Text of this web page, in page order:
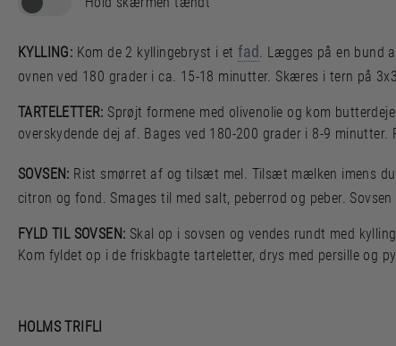
KYLLING: Kom de 2 kyllingebryst i et fad . Lægges på en bund
ovnen ved 180 grader i ca. 15-18 minutter. Skæres i tern på
TARTELETTER: Sprøjt formene med olivenolie og kom
overskydende dej af. Bages ved 180-200 grader i 8-9 minutter.
SOVSEN: Rist smørret af og tilsæt mel. Tilsæt mælken imens du
citron og fond. Smages til med salt, peberrod og peber.
FYLD TIL SOVSEN: Skal op i sovsen og vendes rundt med
Kom fyldet op i de friskbagte tarteletter, drys med persille og
HOLMS TRIFLI